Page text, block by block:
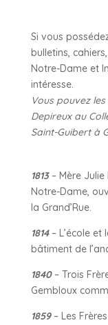
Si vous
bulletins,
Notre-Dame et
intéresse.
Vous pouvez
Depireux au
Saint-Guibert à
1813– Mère
Notre-Dame,
la Grand’Rue.
1814– L’école et
bâtiment de
1840– Trois
Gembloux
1859– Les